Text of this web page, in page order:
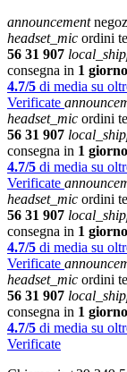
announcement
headset_mic ordini
56 31 907
consegna in 1 giorno
4.7/5 di media su
Verificate
headset_mic ordini
56 31 907
consegna in 1 giorno
4.7/5 di media su
Verificate
headset_mic ordini
56 31 907
consegna in 1 giorno
4.7/5 di media su
Verificate
headset_mic ordini
56 31 907
consegna in 1 giorno
4.7/5 di media su
Verificate